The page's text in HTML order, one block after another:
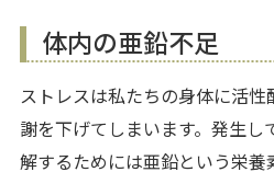
体内の亜鉛不足
ストレスは私たちの身体に活
謝を下げてしまいます。発生し
解するためには亜鉛という栄養